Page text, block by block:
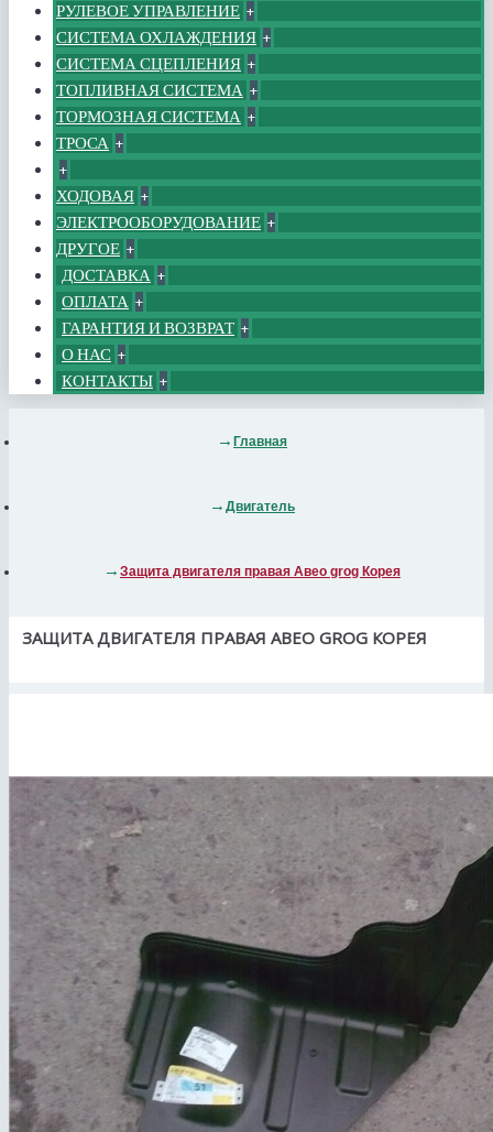
РУЛЕВОЕ УПРАВЛЕНИЕ +
СИСТЕМА ОХЛАЖДЕНИЯ +
СИСТЕМА СЦЕПЛЕНИЯ +
ТОПЛИВНАЯ СИСТЕМА +
ТОРМОЗНАЯ СИСТЕМА +
ТРОСА +
+
ХОДОВАЯ +
ЭЛЕКТРООБОРУДОВАНИЕ +
ДРУГОЕ +
ДОСТАВКА +
ОПЛАТА +
ГАРАНТИЯ И ВОЗВРАТ +
О НАС +
КОНТАКТЫ +
Главная
Двигатель
Защита двигателя правая Aвео grog Корея
ЗАЩИТА ДВИГАТЕЛЯ ПРАВАЯ AВЕО GROG КОРЕЯ